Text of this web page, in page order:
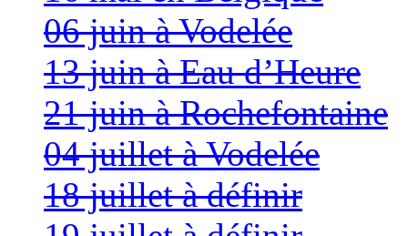
06 juin à Vodelée
13 juin à Eau d’Heure
21 juin à Rochefontaine
04 juillet à Vodelée
18 juillet à définir